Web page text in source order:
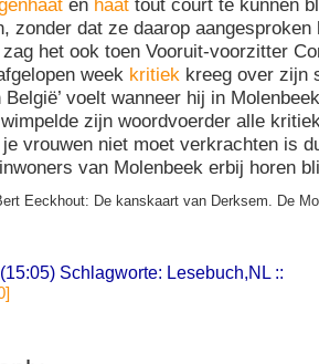
en haat tout court te kunnen
zonder dat ze daarop aangesproken
het ook toen Vooruit-voorzitter
week kritiek kreeg over zijn
België’ voelt wanneer hij in
wimpelde zijn woordvoerder alle
vrouwen niet moet verkrachten is
van Molenbeek erbij horen
Eeckhout: De kanskaart van Derksem. De
Schlagworte: Lesebuch,NL ::